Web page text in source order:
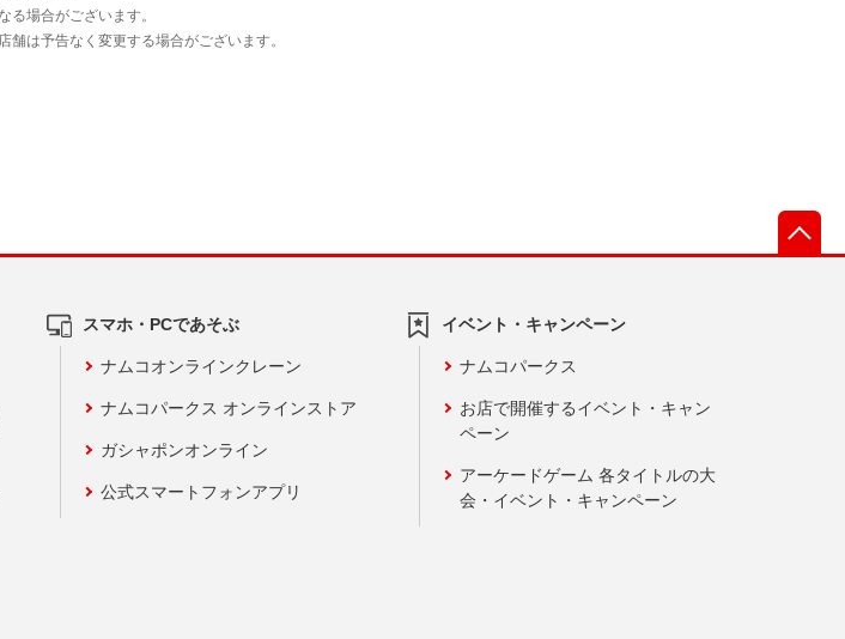
スマホ・PCであそぶ
ナムコオンラインクレーン
ナムコパークス オンラインストア
ガシャポンオンライン
公式スマートフォンアプリ
イベント・キャンペーン
ナムコパークス
お店で開催するイベント・キャン
ペーン
アーケードゲーム 各タイトルの大
会・イベント・キャンペーン